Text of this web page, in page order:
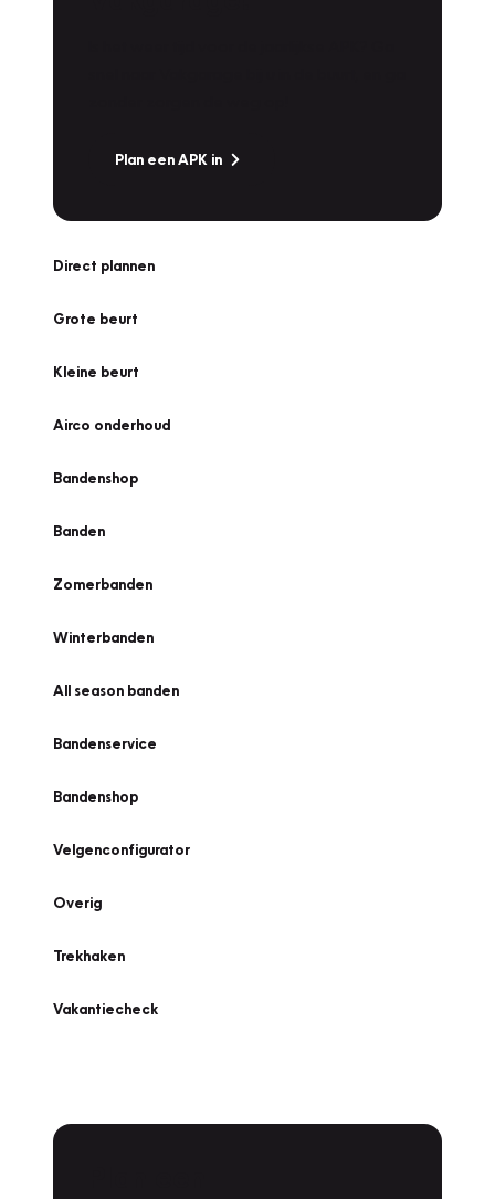
Plan een APK in
Direct plannen
Grote beurt
Kleine beurt
Airco onderhoud
Bandenshop
Banden
Zomerbanden
Winterbanden
All season banden
Bandenservice
Bandenshop
Velgenconfigurator
Overig
Trekhaken
Vakantiecheck